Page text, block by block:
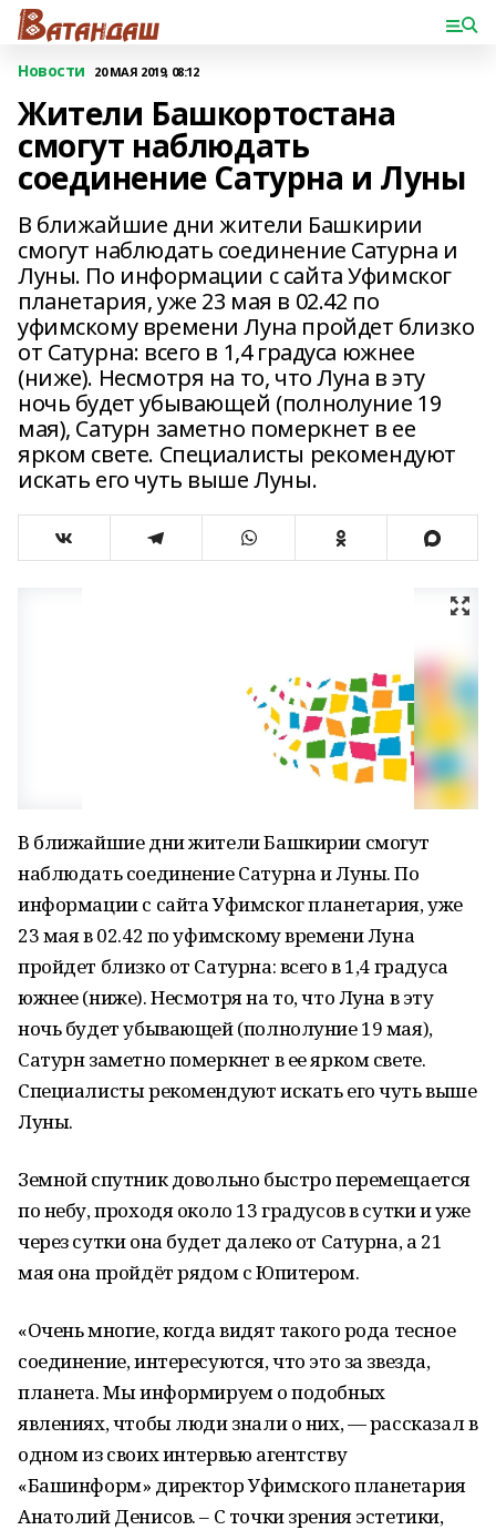
Новости 20 МАЯ 2019, 08:12
Жители Башкортостана
смогут наблюдать
соединение Сатурна и Луны
В ближайшие дни жители Башкирии
смогут наблюдать соединение Сатурна и
Луны. По информации с сайта Уфимског
планетария, уже 23 мая в 02.42 по
уфимскому времени Луна пройдет близко
от Сатурна: всего в 1,4 градуса южнее
(ниже). Несмотря на то, что Луна в эту
ночь будет убывающей (полнолуние 19
мая), Сатурн заметно померкнет в ее
ярком свете. Специалисты рекомендуют
искать его чуть выше Луны.
В ближайшие дни жители Башкирии смогут
наблюдать соединение Сатурна и Луны. По
информации с сайта Уфимског планетария, уже
23 мая в 02.42 по уфимскому времени Луна
пройдет близко от Сатурна: всего в 1,4 градуса
южнее (ниже). Несмотря на то, что Луна в эту
ночь будет убывающей (полнолуние 19 мая),
Сатурн заметно померкнет в ее ярком свете.
Специалисты рекомендуют искать его чуть выше
Луны.
Земной спутник довольно быстро перемещается
по небу, проходя около 13 градусов в сутки и уже
через сутки она будет далеко от Сатурна, а 21
мая она пройдёт рядом с Юпитером.
«Очень многие, когда видят такого рода тесное
соединение, интересуются, что это за звезда,
планета. Мы информируем о подобных
явлениях, чтобы люди знали о них, — рассказал в
одном из своих интервью агентству
«Башинформ» директор Уфимского планетария
Анатолий Денисов. – С точки зрения эстетики,